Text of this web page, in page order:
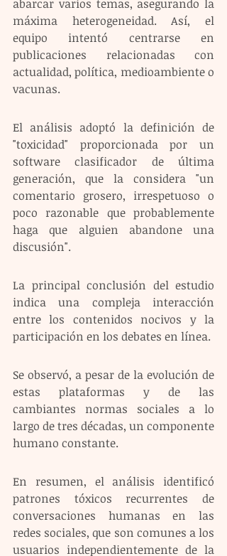
abarcar varios temas, asegurando la
máxima heterogeneidad. Así, el
equipo intentó centrarse en
publicaciones relacionadas con
actualidad, política, medioambiente o
vacunas.
El análisis adoptó la definición de
"toxicidad" proporcionada por un
software clasificador de última
generación, que la considera "un
comentario grosero, irrespetuoso o
poco razonable que probablemente
haga que alguien abandone una
discusión".
La principal conclusión del estudio
indica una compleja interacción
entre los contenidos nocivos y la
participación en los debates en línea.
Se observó, a pesar de la evolución de
estas plataformas y de las
cambiantes normas sociales a lo
largo de tres décadas, un componente
humano constante.
En resumen, el análisis identificó
patrones tóxicos recurrentes de
conversaciones humanas en las
redes sociales, que son comunes a los
usuarios independientemente de la